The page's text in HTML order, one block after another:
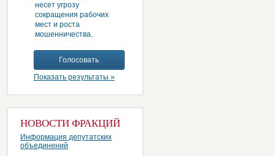
несет угрозу
сокращения рабочих
мест и роста
мошенничества.
Показать результаты »
НОВОСТИ ФРАКЦИЙ
Информация депутатских
объединений